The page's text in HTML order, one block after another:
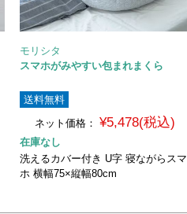
モリシタ
スマホがみやすい包まれまくら
送料無料
ネット価格： ¥5,478(税込)
在庫なし
洗えるカバー付き U字 寝ながらスマ
ホ 横幅75×縦幅80cm